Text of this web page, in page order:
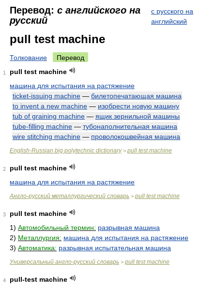
Перевод: с английского на
русский
с русского на
английский
pull test machine
Толкование Перевод
1
pull test machine
машина для испытания на растяжение
ticket-issuing machine — билетопечатающая машина
to invent a new machine — изобрести новую машину
tub of graining machine — ящик зернильной машины
tube-filling machine — тубонаполнительная машина
wire stitching machine — проволокошвейная машина
English-Russian big polytechnic dictionary> pull test machine
2
pull test machine
машина для испытания на растяжение
Англо-русский металлургический словарь > pull test machine
3
pull test machine
1) Автомобильный термин: разрывная машина
2) Металлургия: машина для испытания на растяжение
3) Автоматика: разрывная испытательная машина
Универсальный англо-русский словарь > pull test machine
4
pull-test machine